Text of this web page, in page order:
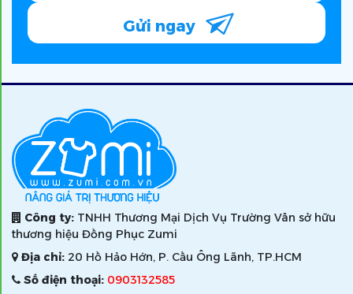
Gửi ngay
Công ty: TNHH Thương Mại Dịch Vụ Trường Vân sở hữu
thương hiệu Đồng Phục Zumi
Địa chỉ: 20 Hồ Hảo Hớn, P. Cầu Ông Lãnh, TP.HCM
Số điện thoại: 0903132585